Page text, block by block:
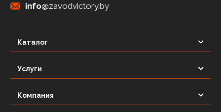
Каталог
Услуги
Компания
info@zavodvictory.by